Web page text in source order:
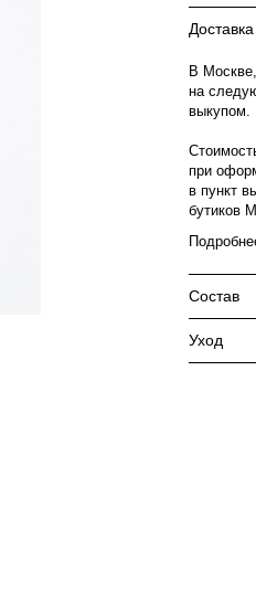
Доставка
В
на
выкупом.
при
в пункт
бутиков
Состав
Уход